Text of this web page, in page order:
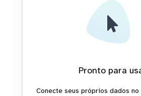
Pronto para
Conecte seus próprios dados no